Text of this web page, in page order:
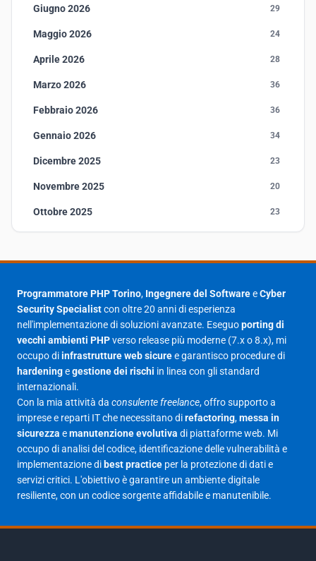
Giugno 2026 29
Maggio 2026 24
Aprile 2026 28
Marzo 2026 36
Febbraio 2026 36
Gennaio 2026 34
Dicembre 2025 23
Novembre 2025 20
Ottobre 2025 23
Agosto 2025 1
23
Giugno 2025
Maggio 2025 27
Aprile 2025
Marzo 2025
Febbraio 2025 17
Gennaio 2025
Giugno 2023
Maggio 2023
Programmatore PHP Torino, Ingegnere del SoftwareeCyber
Security Specialistcon oltre 20 anni di esperienza
nell'implementazione di soluzioni avanzate. Eseguoporting di
vecchi ambienti PHPverso release più moderne (7.x o 8.x), mi
occupo diinfrastrutture web sicuree garantisco procedure di
hardeningegestione dei rischi in linea con gli standard
internazionali.
Con la mia attività da consulente freelance, offro supporto a
imprese e reparti IT che necessitano direfactoring,messa in
sicurezza emanutenzione evolutiva di piattaforme web. Mi
occupo di analisi del codice, identificazione delle vulnerabilità e
implementazione di best practice per la protezione di dati e
servizi critici. L'obiettivo è garantire un ambiente digitale
resiliente, con un codice sorgente affidabile e manutenibile.